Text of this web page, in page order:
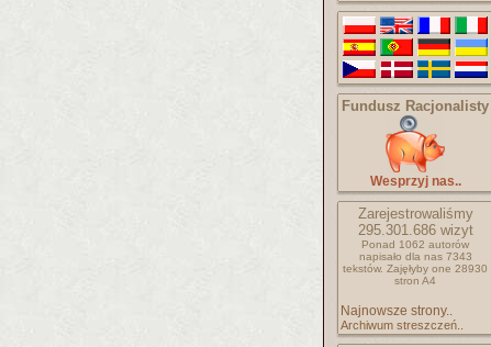
Fundusz Racjonalisty
Wesprzyj nas..
Zarejestrowaliśmy
295.301.686wizyt
Ponad 1062 autorów
napisało dla nas 7343
tekstów. Zajęłyby one 28930
stron A4
Najnowsze strony..
Archiwum streszczeń..